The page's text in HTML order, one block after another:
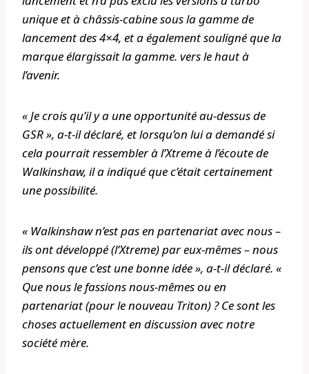
unique et à châssis-cabine sous la gamme de
lancement des 4×4, et a également souligné que la
marque élargissait la gamme. vers le haut à
l’avenir.
« Je crois qu’il y a une opportunité au-dessus de
GSR », a-t-il déclaré, et lorsqu’on lui a demandé si
cela pourrait ressembler à l’Xtreme à l’écoute de
Walkinshaw, il a indiqué que c’était certainement
une possibilité.
« Walkinshaw n’est pas en partenariat avec nous –
ils ont développé (l’Xtreme) par eux-mêmes – nous
pensons que c’est une bonne idée », a-t-il déclaré. «
Que nous le fassions nous-mêmes ou en
partenariat (pour le nouveau Triton) ? Ce sont les
choses actuellement en discussion avec notre
société mère.